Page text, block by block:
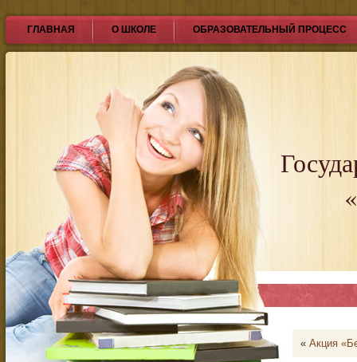
ГЛАВНАЯ О ШКОЛЕ ОБРАЗОВАТЕЛЬНЫЙ ПРОЦЕСС
« Акция